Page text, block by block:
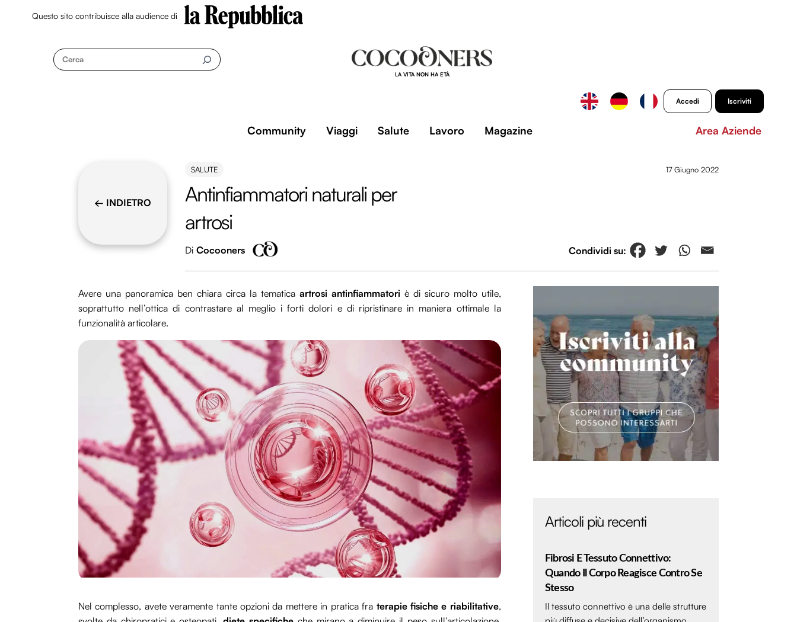
Questo sito contribuisce alla audience di
Cerca
LA VITA NON HA ETÀ
Accedi Iscriviti
Community Viaggi Salute Lavoro Magazine Area Aziende
← INDIETRO
SALUTE 17 Giugno 2022
Antinfiammatori naturali per
artrosi
Di Cocooners
Avere una panoramica ben chiara circa la tematica artrosi antinfiammatori è di sicuro molto utile,
soprattutto nell’ottica di contrastare al meglio i forti dolori e di ripristinare in maniera ottimale la
funzionalità articolare.
Nel complesso, avete veramente tante opzioni da mettere in pratica fra terapie fisiche e riabilitative,
Articoli più recenti
Fibrosi E Tessuto Connettivo:
Quando Il Corpo Reagisce Contro Se
Stesso
Il tessuto connettivo è una delle strutture